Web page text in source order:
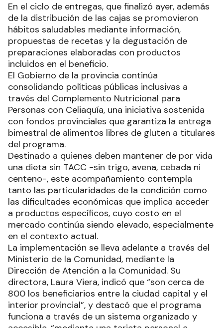
En el ciclo de entregas, que finalizó ayer, además
de la distribución de las cajas se promovieron
hábitos saludables mediante información,
propuestas de recetas y la degustación de
preparaciones elaboradas con productos
incluidos en el beneficio.
El Gobierno de la provincia continúa
consolidando políticas públicas inclusivas a
través del Complemento Nutricional para
Personas con Celiaquía, una iniciativa sostenida
con fondos provinciales que garantiza la entrega
bimestral de alimentos libres de gluten a titulares
del programa.
Destinado a quienes deben mantener de por vida
una dieta sin TACC -sin trigo, avena, cebada ni
centeno-, este acompañamiento contempla
tanto las particularidades de la condición como
las dificultades económicas que implica acceder
a productos específicos, cuyo costo en el
mercado continúa siendo elevado, especialmente
en el contexto actual.
La implementación se lleva adelante a través del
Ministerio de la Comunidad, mediante la
Dirección de Atención a la Comunidad. Su
directora, Laura Viera, indicó que “son cerca de
800 los beneficiarios entre la ciudad capital y el
interior provincial”, y destacó que el programa
funciona a través de un sistema organizado y